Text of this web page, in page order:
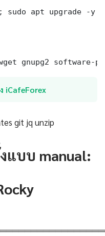
sudo apt upgrade -y
gnupg2 software-
iCafeForex
git jq unzip
แบบ manual: